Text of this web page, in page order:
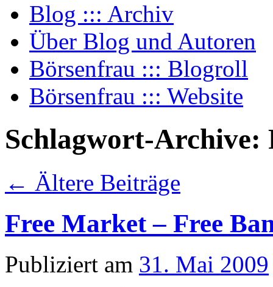
Blog ::: Archiv
Über Blog und Autoren
Börsenfrau ::: Blogroll
Börsenfrau ::: Website
Schlagwort-Archive:
← Ältere Beiträge
Free Market – Free
Publiziert am 31. Mai 2009